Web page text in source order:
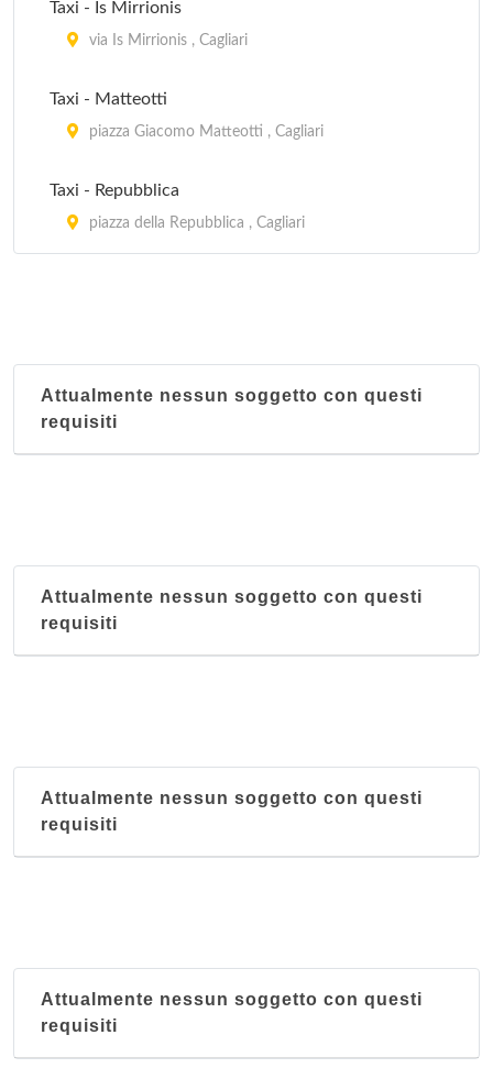
Taxi - Is Mirrionis
via Is Mirrionis , Cagliari
Taxi - Matteotti
piazza Giacomo Matteotti , Cagliari
Taxi - Repubblica
piazza della Repubblica , Cagliari
Attualmente nessun soggetto con questi
requisiti
Attualmente nessun soggetto con questi
requisiti
Attualmente nessun soggetto con questi
requisiti
Attualmente nessun soggetto con questi
requisiti